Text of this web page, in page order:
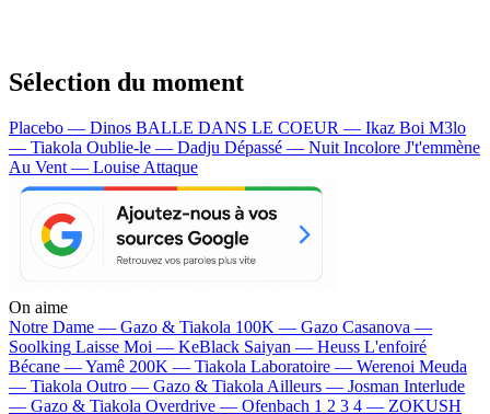
Sélection du moment
Placebo — Dinos BALLE DANS LE COEUR — Ikaz Boi M3lo
— Tiakola Oublie-le — Dadju Dépassé — Nuit Incolore J't'emmène
Au Vent — Louise Attaque
On aime
Notre Dame — Gazo & Tiakola 100K — Gazo Casanova —
Soolking Laisse Moi — KeBlack Saiyan — Heuss L'enfoiré
Bécane —Yamê 200K — Tiakola Laboratoire — Werenoi Meuda
— Tiakola Outro — Gazo & TiakolaAilleurs — Josman Interlude
— Gazo & Tiakola Overdrive — Ofenbach 1 2 3 4 — ZOKUSH